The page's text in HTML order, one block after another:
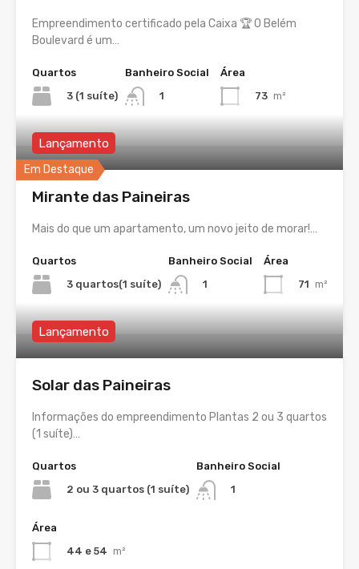
Empreendimento certificado pela Caixa 🏆 O Belém
Boulevard é um…
Quartos
3 (1 suíte)
Banheiro Social
1
Área
73 m²
Em Destaque
Lançamento
Mirante das Paineiras
Mais do que um apartamento, um novo jeito de morar!…
Quartos
3 quartos(1 suíte)
Banheiro Social
1
Área
71 m²
Lançamento
Solar das Paineiras
Informações do empreendimento Plantas 2 ou 3 quartos
(1 suíte)…
Quartos
2 ou 3 quartos (1 suíte)
Banheiro Social
1
Área
44 e 54 m²